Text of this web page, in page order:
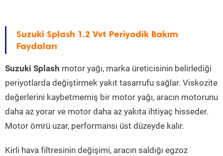
Suzuki Splash 1.2 Vvt Periyodik Bakım
Faydaları
Suzuki Splash motor yağı, marka üreticisinin belirlediği
periyotlarda değiştirmek yakıt tasarrufu sağlar. Viskozite
değerlerini kaybetmemiş bir motor yağı, aracın motorunu
daha az yorar ve motor daha az yakıta ihtiyaç hisseder.
Motor ömrü uzar, performansı üst düzeyde kalır.
Kirli hava filtresinin değişimi, aracın saldığı egzoz